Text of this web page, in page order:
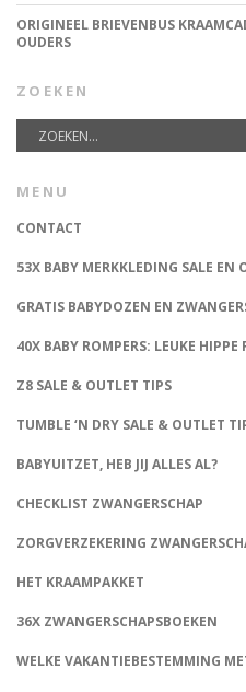
ORIGINEEL BRIEVENBUS
OUDERS
ZOEKEN
MENU
CONTACT
53X BABY MERKKLEDING SALE EN
GRATIS BABYDOZEN EN
40X BABY ROMPERS: LEUKE HIPPE
Z8 SALE & OUTLET TIPS
TUMBLE ‘N DRY SALE & OUTLET
BABYUITZET, HEB JIJ ALLES AL?
CHECKLIST ZWANGERSCHAP
ZORGVERZEKERING
HET KRAAMPAKKET
36X ZWANGERSCHAPSBOEKEN
WELKE VAKANTIEBESTEMMING